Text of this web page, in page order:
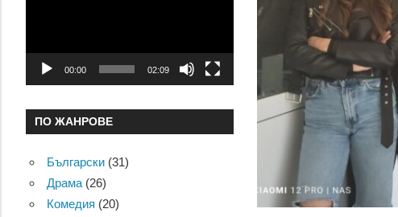
00:00 02:09
ПО ЖАНРОВЕ
Български(31)
Драма(26)
Комедия (20)